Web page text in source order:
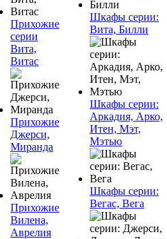
Прихожие
серии
Вита,
Витас
Прихожие
Джерси,
Миранда
Прихожие
Вилена,
Аврелия
Шкафы серии:
Вита, Билли
Шкафы серии:
Аркадия, Арко,
Итен, Мэт,
Мэтью
Шкафы серии:
Вегас, Вега